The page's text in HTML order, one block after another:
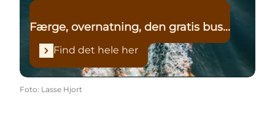
Færge, overnatning, den gratis bus...
Find det hele her
Foto: Lasse Hjort